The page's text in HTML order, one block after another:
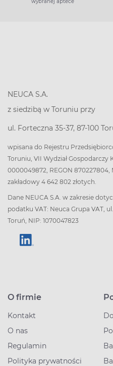
NEUCA S.A.
z siedzibą w Toruniu przy
ul. Forteczna 35-37, 87-100
wpisana do Rejestru
Toruniu, VII Wydział Gospodarczy
0000049872, REGON 870227804,
zakładowy 4 642 802 złotych.
Dane NEUCA S.A. w zakresie
podatku VAT: Neuca Grupa VAT,
Toruń, NIP: 1070047823
O firmie
Kontakt
O nas
Regulamin
Polityka prywatności